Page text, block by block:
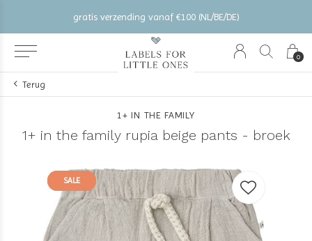
0
gratis verzending vanaf €100 (NL/BE/DE)
Terug
1+ IN THE FAMILY
1+ in the family rupia beige pants - broek
SALE
SALE